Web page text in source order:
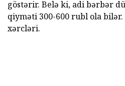
göstərir. Belə ki, adi bərbər
qiyməti 300-600 rubl ola bilər.
xərcləri.